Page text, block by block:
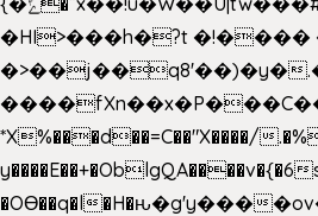
�HI>���h�?t
�>��j��q8'��)�y�
*X%���d��=C��"X����/
y����E��+�OblgQA����v�{�6
�OƟ��q�l�H�ԋ�g'y���